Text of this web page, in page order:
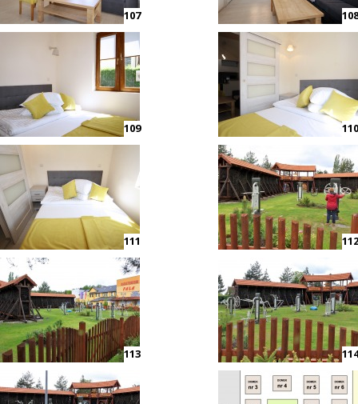
107 108
109 110
111 112
113 114